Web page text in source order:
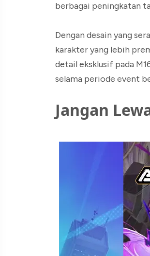
berbagai peningkatan
Dengan desain yang
karakter yang lebih
detail eksklusif pada
selama periode event
Jangan